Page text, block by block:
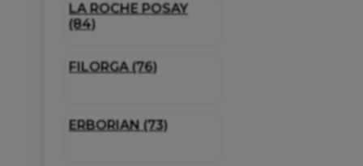
LA ROCHE POSAY
(84)
FILORGA (76)
ERBORIAN (73)